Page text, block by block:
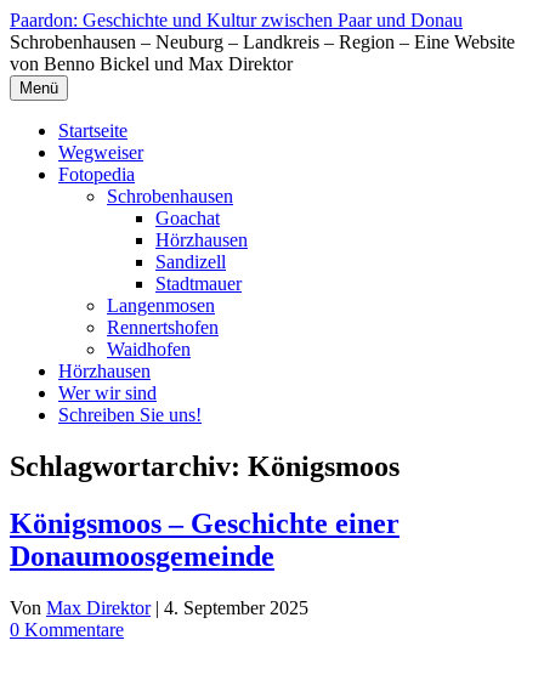
Zum
Inhalt
springen
Paardon: Geschichte und Kultur zwischen Paar und Donau
Schrobenhausen – Neuburg – Landkreis – Region – Eine Website
von Benno Bickel und Max Direktor
Menü
Startseite
Wegweiser
Fotopedia
Schrobenhausen
Goachat
Hörzhausen
Sandizell
Stadtmauer
Langenmosen
Rennertshofen
Waidhofen
Hörzhausen
Wer wir sind
Schreiben Sie uns!
Schlagwortarchiv: Königsmoos
Königsmoos – Geschichte einer
Donaumoosgemeinde
Von Max Direktor | 4. September 2025
0 Kommentare